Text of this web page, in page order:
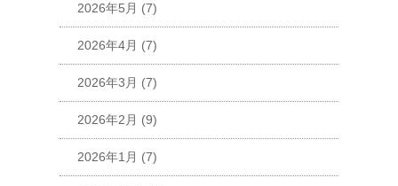
2026年5月 (7)
2026年4月 (7)
2026年3月 (7)
2026年2月 (9)
2026年1月 (7)